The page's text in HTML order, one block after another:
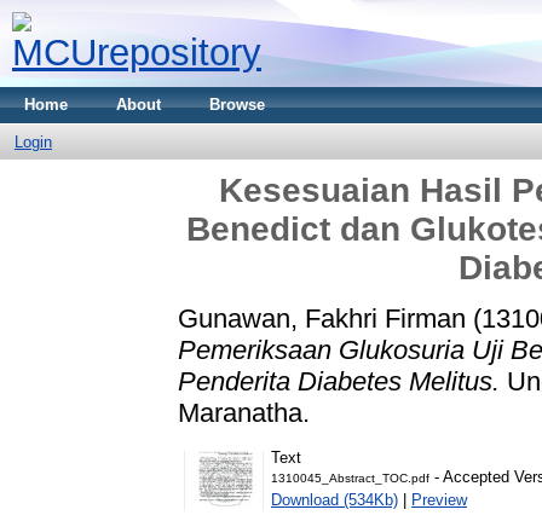
Home About Browse
Login
Kesesuaian Hasil
Benedict dan
Gunawan, Fakhri Firman
Pemeriksaan Glukosuria Uji
Penderita Diabetes Melitus.
Maranatha.
Text
1310045_Abstract_TOC.pdf - Accepted
Download (534Kb) | Preview